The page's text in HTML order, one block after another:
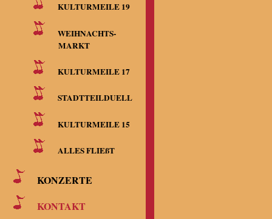
KULTURMEILE 19
WEIHNACHTS-
MARKT
KULTURMEILE 17
STADTTEILDUELL
KULTURMEILE 15
ALLES FLIEßT
KONZERTE
KONTAKT